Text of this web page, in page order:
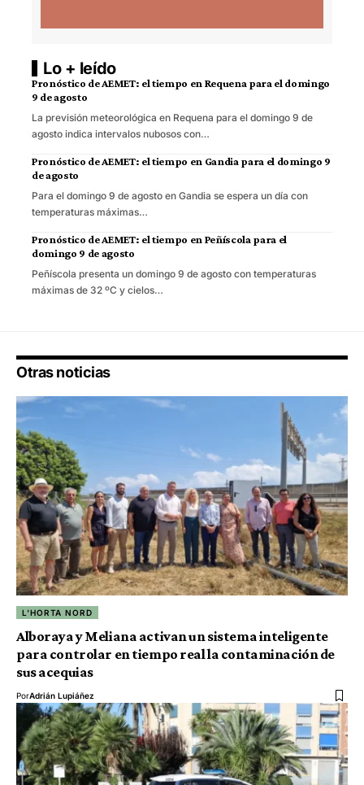
Lo + leído
Pronóstico de AEMET: el tiempo en Requena para el domingo
9 de agosto
La previsión meteorológica en Requena para el domingo 9 de
agosto indica intervalos nubosos con…
Pronóstico de AEMET: el tiempo en Gandia para el domingo 9
de agosto
Para el domingo 9 de agosto en Gandia se espera un día con
temperaturas máximas…
Pronóstico de AEMET: el tiempo en Peñíscola para el
domingo 9 de agosto
Peñíscola presenta un domingo 9 de agosto con temperaturas
máximas de 32 ºC y cielos…
Otras noticias
L'HORTA NORD
Alboraya y Meliana activan un sistema inteligente
para controlar en tiempo real la contaminación de
sus acequias
PorAdrián Lupiáñez